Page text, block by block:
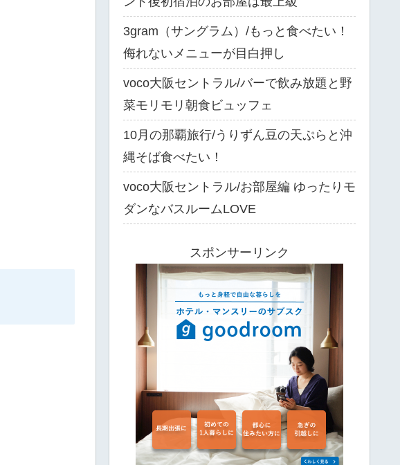
3gram（サングラム）/もっと食べたい！
侮れないメニューが目白押し
voco大阪セントラル/バーで飲み放題と野
菜モリモリ朝食ビュッフェ
10月の那覇旅行/うりずん豆の天ぷらと沖
縄そば食べたい！
voco大阪セントラル/お部屋編 ゆったりモ
ダンなバスルームLOVE
スポンサーリンク